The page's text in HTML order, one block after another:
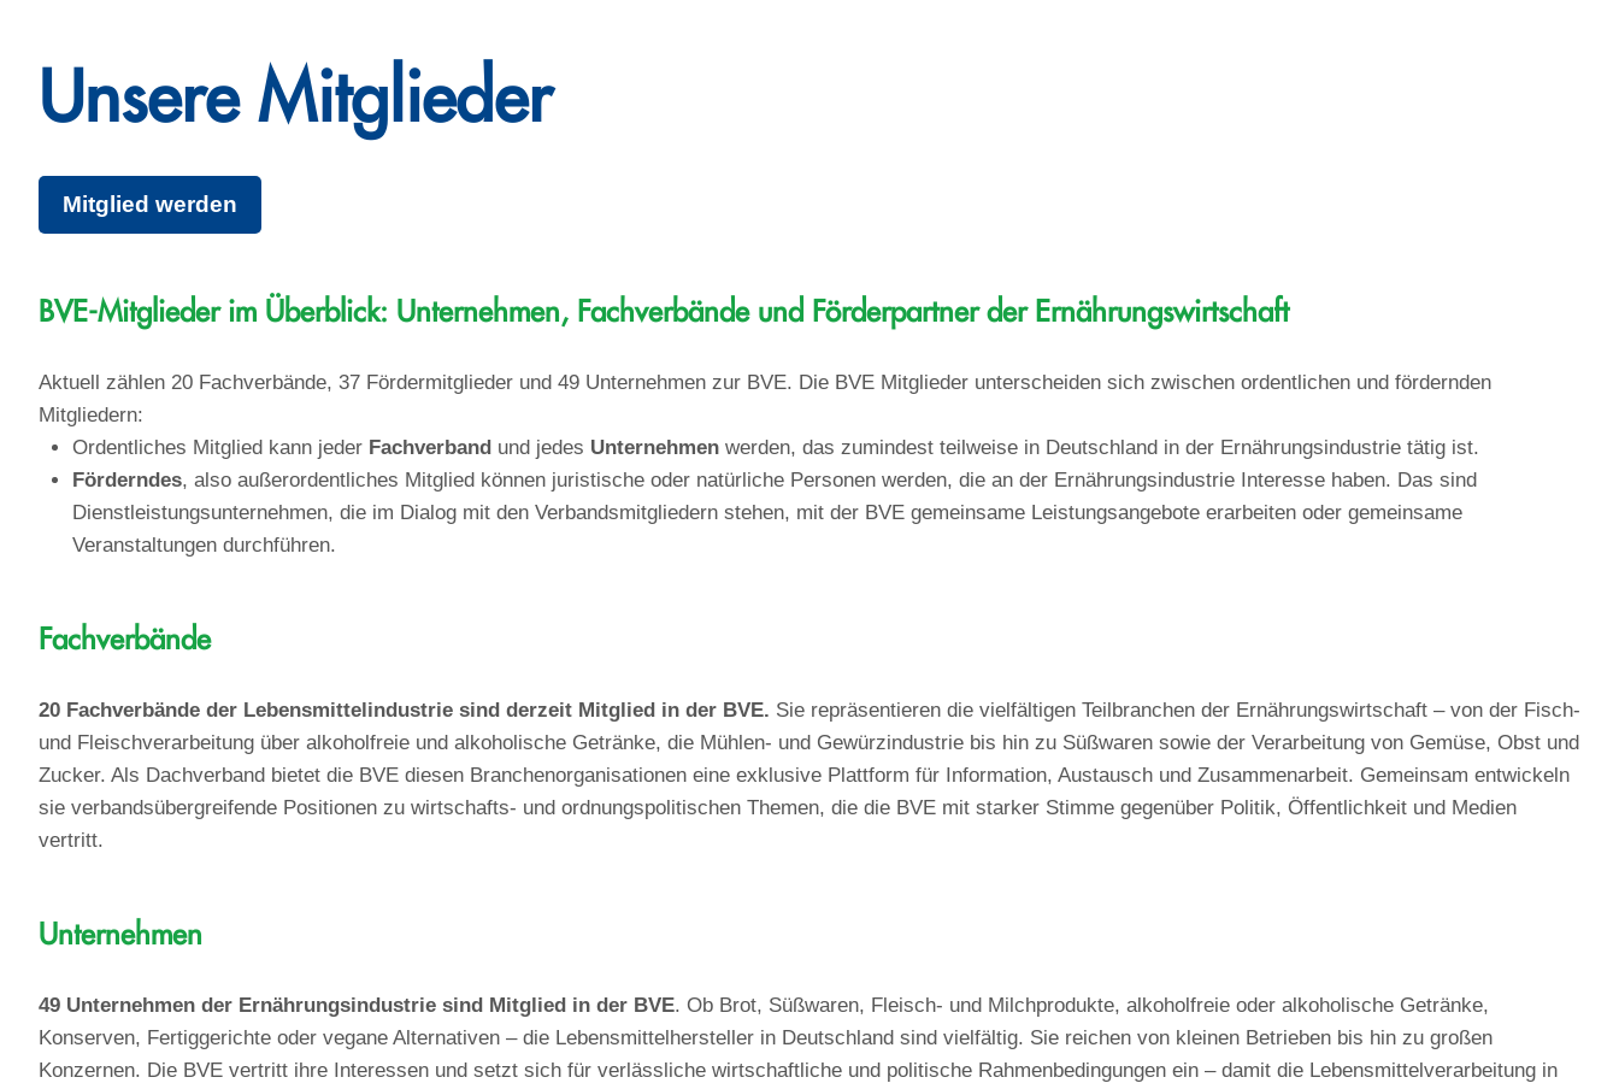
Unsere Mitglieder
Mitglied werden
BVE-Mitglieder im Überblick: Unternehmen, Fachverbände und Förderpartner der Ernährungswirtschaft
Aktuell zählen 20 Fachverbände, 37 Fördermitglieder und 49 Unternehmen zur BVE. Die BVE Mitglieder unterscheiden sich zwischen ordentlichen und fördernden
Mitgliedern:
Ordentliches Mitglied kann jeder Fachverbandund jedes Unternehmenwerden, das zumindest teilweise in Deutschland in der Ernährungsindustrie tätig ist.
Förderndes, also außerordentliches Mitglied können juristische oder natürliche Personen werden, die an der Ernährungsindustrie Interesse haben. Das sind
Dienstleistungsunternehmen, die im Dialog mit den Verbandsmitgliedern stehen, mit der BVE gemeinsame Leistungsangebote erarbeiten oder gemeinsame
Veranstaltungen durchführen.
Fachverbände
20 Fachverbände der Lebensmittelindustrie sind derzeit Mitglied in der BVE. Sie repräsentieren die vielfältigen Teilbranchen der Ernährungswirtschaft – von der Fisch-
und Fleischverarbeitung über alkoholfreie und alkoholische Getränke, die Mühlen- und Gewürzindustrie bis hin zu Süßwaren sowie der Verarbeitung von Gemüse, Obst und
Zucker. Als Dachverband bietet die BVE diesen Branchenorganisationen eine exklusive Plattform für Information, Austausch und Zusammenarbeit. Gemeinsam entwickeln
sie verbandsübergreifende Positionen zu wirtschafts- und ordnungspolitischen Themen, die die BVE mit starker Stimme gegenüber Politik, Öffentlichkeit und Medien
vertritt.
Unternehmen
49 Unternehmen der Ernährungsindustrie sind Mitglied in der BVE. Ob Brot, Süßwaren, Fleisch- und Milchprodukte, alkoholfreie oder alkoholische Getränke,
Konserven, Fertiggerichte oder vegane Alternativen – die Lebensmittelhersteller in Deutschland sind vielfältig. Sie reichen von kleinen Betrieben bis hin zu großen
Konzernen. Die BVE vertritt ihre Interessen und setzt sich für verlässliche wirtschaftliche und politische Rahmenbedingungen ein – damit die Lebensmittelverarbeitung in